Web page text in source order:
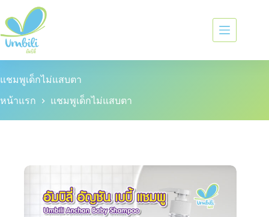
แชมพูเด็กไม่แสบตา
หน้าแรก แชมพูเด็กไม่แสบตา